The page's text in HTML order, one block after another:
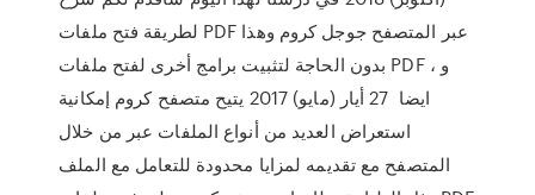
لطريقة فتح ملفات PDF عبر المتصفح جوجل كروم وهذا
بدون الحاجة لتثبيت برامج أخرى لفتح ملفات PDF ، و
ايضا 27 أيار (مايو) 2017 يتيح متصفح كروم إمكانية
استعراض العديد من أنواع الملفات عبر من خلال
المتصفح مع تقديمه لمزايا محدودة للتعامل مع الملف